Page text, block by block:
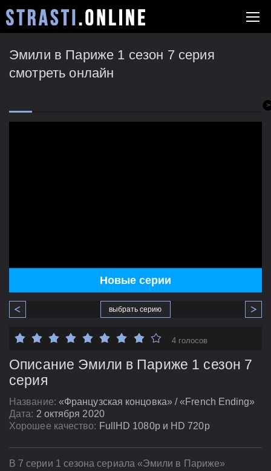
Эмили в Париже 1 сезон 7 серия
смотреть онлайн
>
Новые серии
выбрать серию
Описание Эмили в Париже 1 сезон 7
серия
Название: «Французская концовка» / «French Ending»
Дата: 2 октября 2020
Хорошее качество: FullHD 1080p и HD 720p
4 голосов
В 7 серии 1 сезона сериала «Эмили в Париже»